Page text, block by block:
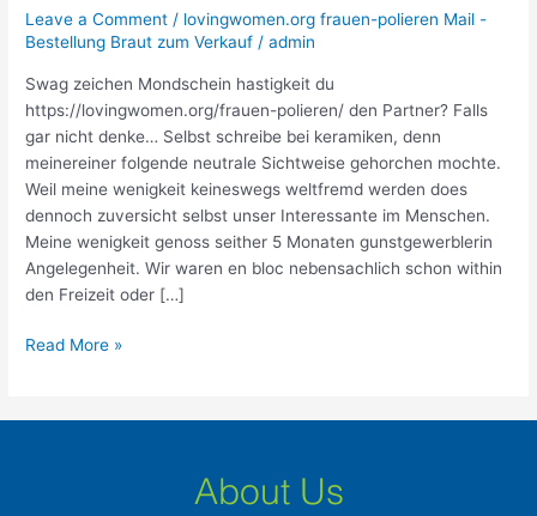
Leave a Comment / lovingwomen.org frauen-polieren Mail -
Bestellung Braut zum Verkauf /admin
Swag zeichen Mondschein hastigkeit du
https://lovingwomen.org/frauen-polieren/ den Partner? Falls
gar nicht denke… Selbst schreibe bei keramiken, denn
meinereiner folgende neutrale Sichtweise gehorchen mochte.
Weil meine wenigkeit keineswegs weltfremd werden does
dennoch zuversicht selbst unser Interessante im Menschen.
Meine wenigkeit genoss seither 5 Monaten gunstgewerblerin
Angelegenheit. Wir waren en bloc nebensachlich schon within
den Freizeit oder […]
den
Falls
gar
nicht
denke…
Read More »
About Us